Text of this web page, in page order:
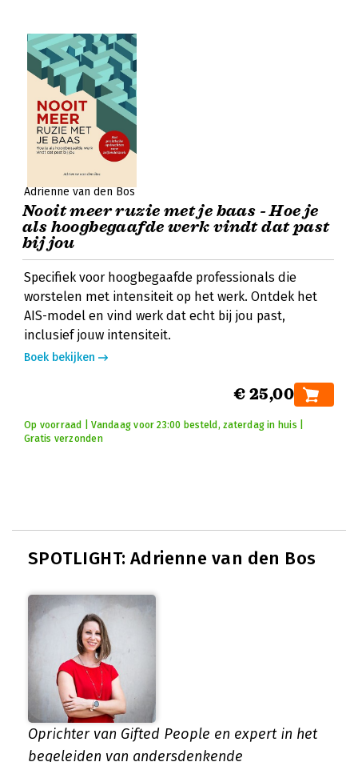
Adrienne van den Bos
Nooit meer ruzie met je baas - Hoe je
als hoogbegaafde werk vindt dat past
bij jou
Specifiek voor hoogbegaafde professionals die
worstelen met intensiteit op het werk. Ontdek het
AIS-model en vind werk dat echt bij jou past,
inclusief jouw intensiteit.
Boek bekijken
€ 25,00
Op voorraad | Vandaag voor 23:00 besteld, zaterdag in huis |
Gratis verzonden
SPOTLIGHT: Adrienne van den Bos
Oprichter van Gifted People en expert in het
begeleiden van andersdenkende